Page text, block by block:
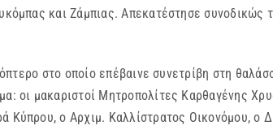
και Ζάμπιας. Απεκατέστησε συνοδικώς
στο οποίο επέβαινε συνετρίβη στη
οι μακαριστοί Μητροπολίτες Καρθαγένης
ο Αρχιμ. Καλλίστρατος Οικονόμου, ο